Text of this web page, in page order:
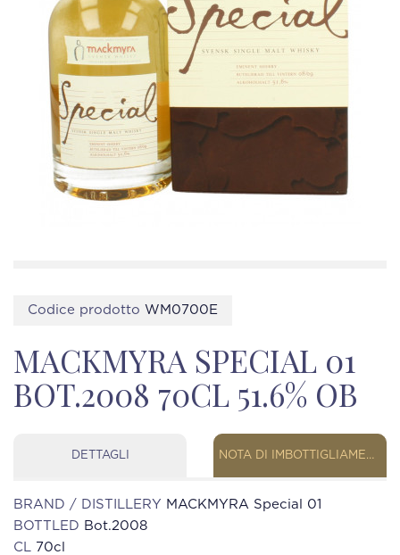
Codice prodotto WM0700E
MACKMYRA SPECIAL 01
BOT.2008 70CL 51.6% OB
DETTAGLI NOTA DI IMBOTTIGLIAMENTO
BRAND / DISTILLERY MACKMYRA Special 01
BOTTLED Bot.2008
CL 70cl